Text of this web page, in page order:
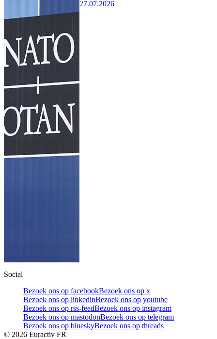
27.07.2026
Social
Bezoek ons op facebookBezoek ons op x
Bezoek ons op linkedinBezoek ons op youtube
Bezoek ons op rss-feedBezoek ons op instagram
Bezoek ons op mastodonBezoek ons op telegram
Bezoek ons op blueskyBezoek ons op threads
© 2026 Euractiv FR